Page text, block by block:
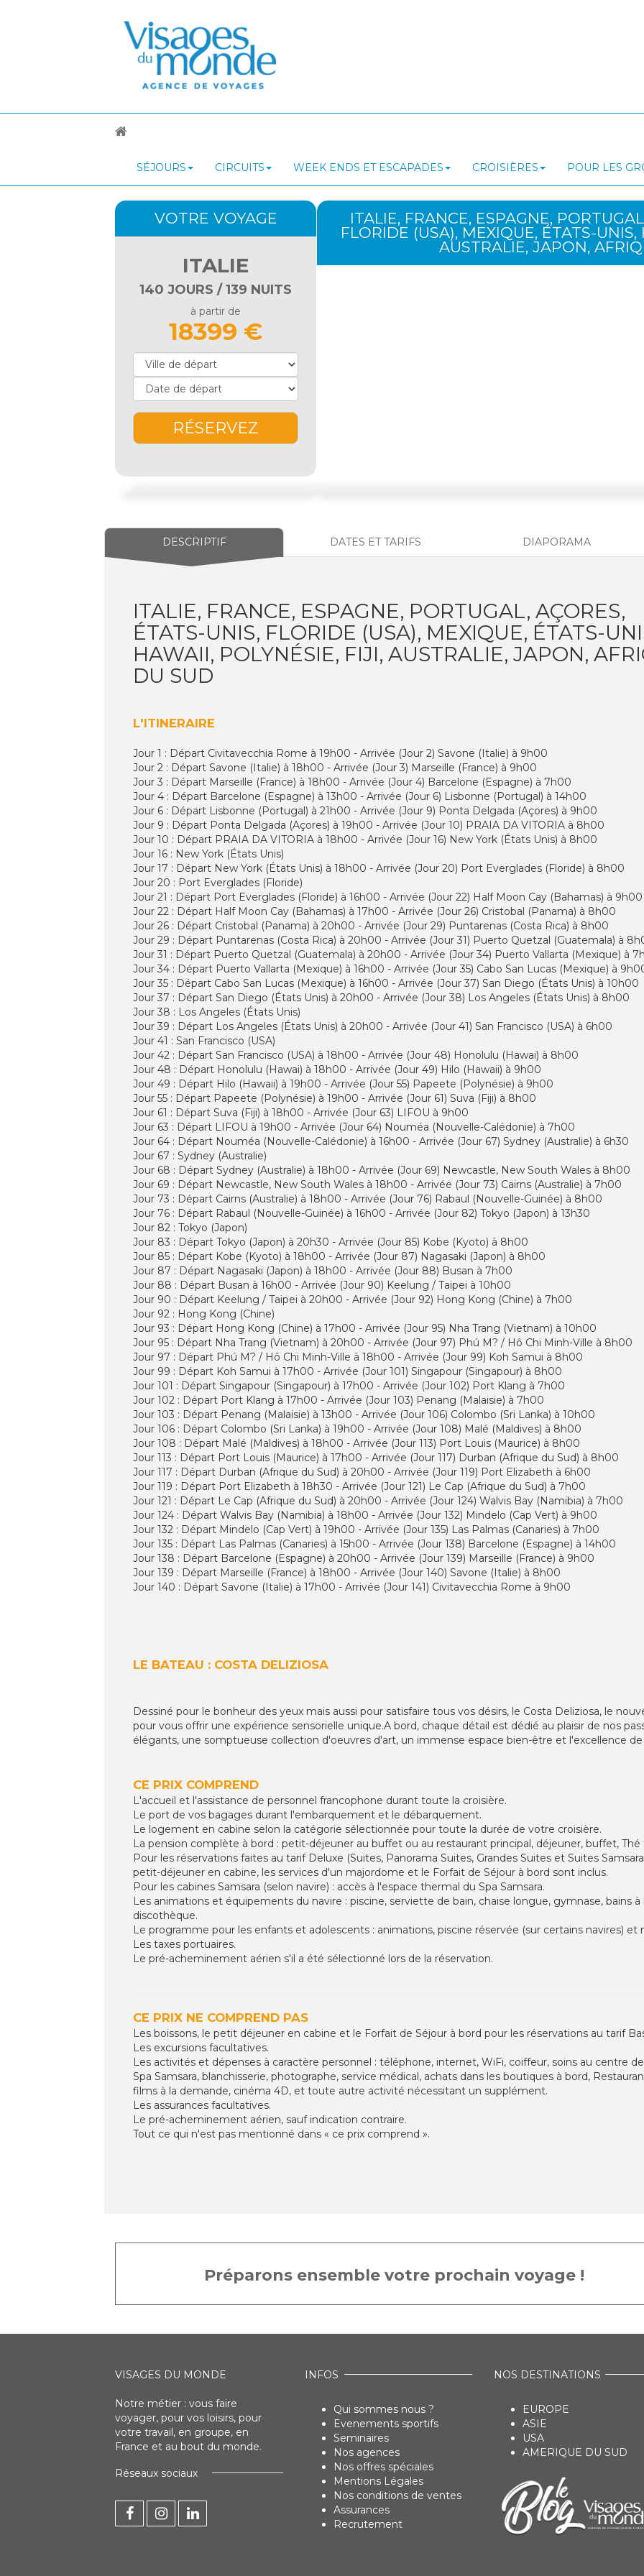
SÉJOURS CIRCUITS WEEK ENDS ET ESCAPADES CROISIÈRES POUR LES
ITALIE, FRANCE, ESPAGNE,
FLORIDE (USA), MEXIQUE, ÉTATS-UNIS,
AUSTRALIE, JAPON,
VOTRE VOYAGE
ITALIE
140 JOURS / 139 NUITS
à partir de
18399 €
RÉSERVEZ
DESCRIPTIF DATES ET TARIFS DIAPORAMA
ITALIE, FRANCE, ESPAGNE, PORTUGAL, AÇORES,
ÉTATS-UNIS, FLORIDE (USA), MEXIQUE, ÉTATS-
HAWAII, POLYNÉSIE, FIJI, AUSTRALIE, JAPON,
DU SUD
L'ITINERAIRE
Jour 1 : Départ Civitavecchia Rome à 19h00 - Arrivée (Jour 2) Savone (Italie) à 9h00
Jour 2 : Départ Savone (Italie) à 18h00 - Arrivée (Jour 3) Marseille (France) à 9h00
Jour 3 : Départ Marseille (France) à 18h00 - Arrivée (Jour 4) Barcelone (Espagne) à 7h00
Jour 4 : Départ Barcelone (Espagne) à 13h00 - Arrivée (Jour 6) Lisbonne (Portugal) à 14h00
Jour 6 : Départ Lisbonne (Portugal) à 21h00 - Arrivée (Jour 9) Ponta Delgada (Açores) à 9h00
Jour 9 : Départ Ponta Delgada (Açores) à 19h00 - Arrivée (Jour 10) PRAIA DA VITORIA à 8h00
Jour 10 : Départ PRAIA DA VITORIA à 18h00 - Arrivée (Jour 16) New York (États Unis) à 8h00
Jour 16 : New York (États Unis)
Jour 17 : Départ New York (États Unis) à 18h00 - Arrivée (Jour 20) Port Everglades (Floride) à 8h00
Jour 20 : Port Everglades (Floride)
Jour 21 : Départ Port Everglades (Floride) à 16h00 - Arrivée (Jour 22) Half Moon Cay (Bahamas) à 9h00
Jour 22 : Départ Half Moon Cay (Bahamas) à 17h00 - Arrivée (Jour 26) Cristobal (Panama) à 8h00
Jour 26 : Départ Cristobal (Panama) à 20h00 - Arrivée (Jour 29) Puntarenas (Costa Rica) à 8h00
Jour 29 : Départ Puntarenas (Costa Rica) à 20h00 - Arrivée (Jour 31) Puerto Quetzal (Guatemala) à
Jour 31 : Départ Puerto Quetzal (Guatemala) à 20h00 - Arrivée (Jour 34) Puerto Vallarta (Mexique) à
Jour 34 : Départ Puerto Vallarta (Mexique) à 16h00 - Arrivée (Jour 35) Cabo San Lucas (Mexique) à
Jour 35 : Départ Cabo San Lucas (Mexique) à 16h00 - Arrivée (Jour 37) San Diego (États Unis) à 10h00
Jour 37 : Départ San Diego (États Unis) à 20h00 - Arrivée (Jour 38) Los Angeles (États Unis) à 8h00
Jour 38 : Los Angeles (États Unis)
Jour 39 : Départ Los Angeles (États Unis) à 20h00 - Arrivée (Jour 41) San Francisco (USA) à 6h00
Jour 41 : San Francisco (USA)
Jour 42 : Départ San Francisco (USA) à 18h00 - Arrivée (Jour 48) Honolulu (Hawai) à 8h00
Jour 48 : Départ Honolulu (Hawai) à 18h00 - Arrivée (Jour 49) Hilo (Hawaii) à 9h00
Jour 49 : Départ Hilo (Hawaii) à 19h00 - Arrivée (Jour 55) Papeete (Polynésie) à 9h00
Jour 55 : Départ Papeete (Polynésie) à 19h00 - Arrivée (Jour 61) Suva (Fiji) à 8h00
Jour 61 : Départ Suva (Fiji) à 18h00 - Arrivée (Jour 63) LIFOU à 9h00
Jour 63 : Départ LIFOU à 19h00 - Arrivée (Jour 64) Nouméa (Nouvelle-Calédonie) à 7h00
Jour 64 : Départ Nouméa (Nouvelle-Calédonie) à 16h00 - Arrivée (Jour 67) Sydney (Australie) à 6h30
Jour 67 : Sydney (Australie)
Jour 68 : Départ Sydney (Australie) à 18h00 - Arrivée (Jour 69) Newcastle, New South Wales à 8h00
Jour 69 : Départ Newcastle, New South Wales à 18h00 - Arrivée (Jour 73) Cairns (Australie) à 7h00
Jour 73 : Départ Cairns (Australie) à 18h00 - Arrivée (Jour 76) Rabaul (Nouvelle-Guinée) à 8h00
Jour 76 : Départ Rabaul (Nouvelle-Guinée) à 16h00 - Arrivée (Jour 82) Tokyo (Japon) à 13h30
Jour 82 : Tokyo (Japon)
Jour 83 : Départ Tokyo (Japon) à 20h30 - Arrivée (Jour 85) Kobe (Kyoto) à 8h00
Jour 85 : Départ Kobe (Kyoto) à 18h00 - Arrivée (Jour 87) Nagasaki (Japon) à 8h00
Jour 87 : Départ Nagasaki (Japon) à 18h00 - Arrivée (Jour 88) Busan à 7h00
Jour 88 : Départ Busan à 16h00 - Arrivée (Jour 90) Keelung / Taipei à 10h00
Jour 90 : Départ Keelung / Taipei à 20h00 - Arrivée (Jour 92) Hong Kong (Chine) à 7h00
Jour 92 : Hong Kong (Chine)
Jour 93 : Départ Hong Kong (Chine) à 17h00 - Arrivée (Jour 95) Nha Trang (Vietnam) à 10h00
Jour 95 : Départ Nha Trang (Vietnam) à 20h00 - Arrivée (Jour 97) Phú M? / Hô Chi Minh-Ville à 8h00
Jour 97 : Départ Phú M? / Hô Chi Minh-Ville à 18h00 - Arrivée (Jour 99) Koh Samui à 8h00
Jour 99 : Départ Koh Samui à 17h00 - Arrivée (Jour 101) Singapour (Singapour) à 8h00
Jour 101 : Départ Singapour (Singapour) à 17h00 - Arrivée (Jour 102) Port Klang à 7h00
Jour 102 : Départ Port Klang à 17h00 - Arrivée (Jour 103) Penang (Malaisie) à 7h00
Jour 103 : Départ Penang (Malaisie) à 13h00 - Arrivée (Jour 106) Colombo (Sri Lanka) à 10h00
Jour 106 : Départ Colombo (Sri Lanka) à 19h00 - Arrivée (Jour 108) Malé (Maldives) à 8h00
Jour 108 : Départ Malé (Maldives) à 18h00 - Arrivée (Jour 113) Port Louis (Maurice) à 8h00
Jour 113 : Départ Port Louis (Maurice) à 17h00 - Arrivée (Jour 117) Durban (Afrique du Sud) à 8h00
Jour 117 : Départ Durban (Afrique du Sud) à 20h00 - Arrivée (Jour 119) Port Elizabeth à 6h00
Jour 119 : Départ Port Elizabeth à 18h30 - Arrivée (Jour 121) Le Cap (Afrique du Sud) à 7h00
Jour 121 : Départ Le Cap (Afrique du Sud) à 20h00 - Arrivée (Jour 124) Walvis Bay (Namibia) à 7h00
Jour 124 : Départ Walvis Bay (Namibia) à 18h00 - Arrivée (Jour 132) Mindelo (Cap Vert) à 9h00
Jour 132 : Départ Mindelo (Cap Vert) à 19h00 - Arrivée (Jour 135) Las Palmas (Canaries) à 7h00
Jour 135 : Départ Las Palmas (Canaries) à 15h00 - Arrivée (Jour 138) Barcelone (Espagne) à 14h00
Jour 138 : Départ Barcelone (Espagne) à 20h00 - Arrivée (Jour 139) Marseille (France) à 9h00
Jour 139 : Départ Marseille (France) à 18h00 - Arrivée (Jour 140) Savone (Italie) à 8h00
Jour 140 : Départ Savone (Italie) à 17h00 - Arrivée (Jour 141) Civitavecchia Rome à 9h00
LE BATEAU : COSTA DELIZIOSA
Dessiné pour le bonheur des yeux mais aussi pour satisfaire tous vos désirs, le Costa Deliziosa, le
pour vous offrir une expérience sensorielle unique.A bord, chaque détail est dédié au plaisir de nos
élégants, une somptueuse collection d'oeuvres d'art, un immense espace bien-être et l'excellence de
CE PRIX COMPREND
L'accueil et l'assistance de personnel francophone durant toute la croisière.
Le port de vos bagages durant l'embarquement et le débarquement.
Le logement en cabine selon la catégorie sélectionnée pour toute la durée de votre croisière.
La pension complète à bord : petit-déjeuner au buffet ou au restaurant principal, déjeuner, buffet, Thé
Pour les réservations faites au tarif Deluxe (Suites, Panorama Suites, Grandes Suites et Suites
petit-déjeuner en cabine, les services d'un majordome et le Forfait de Séjour à bord sont inclus.
Pour les cabines Samsara (selon navire) : accès à l'espace thermal du Spa Samsara.
Les animations et équipements du navire : piscine, serviette de bain, chaise longue, gymnase, bains
discothèque.
Le programme pour les enfants et adolescents : animations, piscine réservée (sur certains navires)
Les taxes portuaires.
Le pré-acheminement aérien s'il a été sélectionné lors de la réservation.
CE PRIX NE COMPREND PAS
Les boissons, le petit déjeuner en cabine et le Forfait de Séjour à bord pour les réservations au tarif
Les excursions facultatives.
Les activités et dépenses à caractère personnel : téléphone, internet, WiFi, coiffeur, soins au centre
Spa Samsara, blanchisserie, photographe, service médical, achats dans les boutiques à bord,
films à la demande, cinéma 4D, et toute autre activité nécessitant un supplément.
Les assurances facultatives.
Le pré-acheminement aérien, sauf indication contraire.
Tout ce qui n'est pas mentionné dans « ce prix comprend ».
Préparons ensemble votre prochain voyage !
VISAGES DU MONDE
Notre métier : vous faire
voyager, pour vos loisirs, pour
votre travail, en groupe, en
France et au bout du monde.
Réseaux sociaux
INFOS
Qui sommes nous ?
Evenements sportifs
Seminaires
Nos agences
Nos offres spéciales
Mentions Légales
Nos conditions de ventes
Assurances
Recrutement
NOS DESTINATIONS
EUROPE
ASIE
USA
AMERIQUE DU SUD